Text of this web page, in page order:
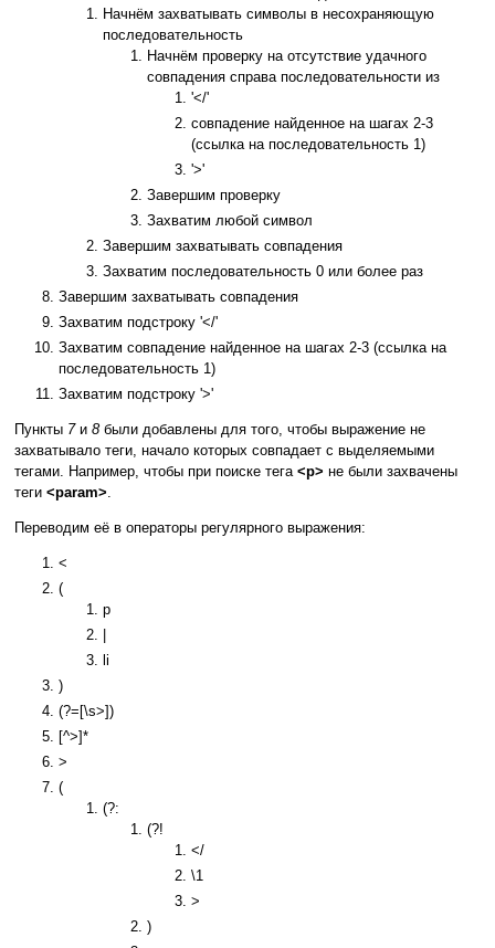
Начнём захватывать символы в несохраняющую
последовательность
Начнём проверку на отсутствие удачного
совпадения справа последовательности из
'</'
совпадение найденное на шагах 2-3
(ссылка на последовательность 1)
'>'
Завершим проверку
Захватим любой символ
Завершим захватывать совпадения
Захватим последовательность 0 или более раз
Завершим захватывать совпадения
Захватим подстроку '</'
Захватим совпадение найденное на шагах 2-3 (ссылка на
последовательность 1)
Захватим подстроку '>'
Пункты 7и 8были добавлены для того, чтобы выражение не
захватывало теги, начало которых совпадает с выделяемыми
тегами. Например, чтобы при поиске тега <p> не были захвачены
теги <param>.
Переводим её в операторы регулярного выражения:
<
(
p
li
)
(?=[\s>])
[^>]*
>
(
(?:
(?!
</
\1
>
)